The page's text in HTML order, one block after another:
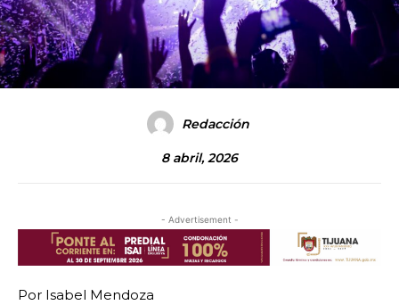
Redacción
8 abril, 2026
- Advertisement -
Por Isabel Mendoza